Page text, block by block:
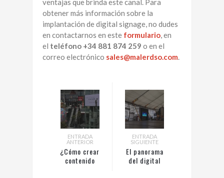
obtener más información sobre la
implantación de digital signage, no dudes
en contactarnos en este formulario , en
el teléfono +34 881 874 259 o en el
correo electrónico sales@malerdso.com
ENTRADA
ANTERIOR
¿Cómo crear
contenido
ENTRADA
SIGUIENTE
El panorama
del digital